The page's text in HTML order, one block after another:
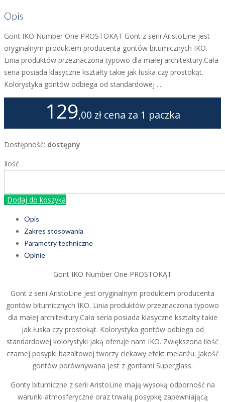
Opis
Gont IKO Number One PROSTOKĄT Gont z serii AristoLine jest
oryginalnym produktem producenta gontów bitumicznych IKO.
Linia produktów przeznaczona typowo dla małej architektury.Cała
seria posiada klasyczne kształty takie jak łuska czy prostokąt.
Kolorystyka gontów odbiega od standardowej ...
129,00 zł cena za 1 paczka
Dostępność: dostępny
Ilość
Dodaj do koszyka
Opis
Zakres stosowania
Parametry techniczne
Opinie
Gont IKO Number One PROSTOKĄT
Gont z serii AristoLine jest oryginalnym produktem producenta
gontów bitumicznych IKO. Linia produktów przeznaczona typowo
dla małej architektury.Cała seria posiada klasyczne kształty takie
jak łuska czy prostokąt. Kolorystyka gontów odbiega od
standardowej kolorystyki jaką oferuje nam IKO. Zwiększona ilość
czarnej posypki bazaltowej tworzy ciekawy efekt melanżu. Jakość
gontów porównywana jest z gontami Superglass.
Gonty bitumiczne z serii AristoLine mają wysoką odporność na
warunki atmosferyczne oraz trwałą posypkę zapewniającą